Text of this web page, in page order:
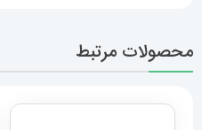
محصولات مرتبط